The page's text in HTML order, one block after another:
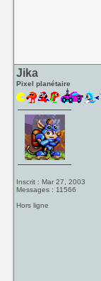
Jika
Pixel planétaire
Inscrit : Mar 27, 2003
Messages : 11566
Hors ligne